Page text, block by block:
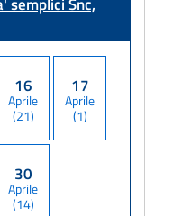
16
Aprile
(21)
17
Aprile
(1)
30
Aprile
(14)